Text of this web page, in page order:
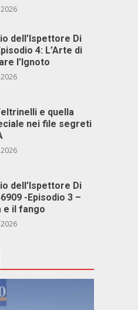
dell’Ispettore Di
4: L’Arte di
l’Ignoto
e quella
nei file segreti
dell’Ispettore Di
-Episodio 3 –
e il fango